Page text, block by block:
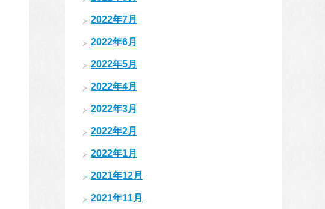
2022年7月
2022年6月
2022年5月
2022年4月
2022年3月
2022年2月
2022年1月
2021年12月
2021年11月